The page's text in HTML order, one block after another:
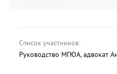
Список участников:
Руководство МГЮА, адвокат